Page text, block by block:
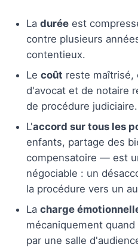
La durée est
contre plusieurs
contentieux.
Le coût reste maîtrisé,
d'avocat et de notaire
de procédure judiciaire.
L'accord sur tous les
enfants, partage des
compensatoire — est
négociable : un
la procédure vers un
La charge
mécaniquement
par une salle